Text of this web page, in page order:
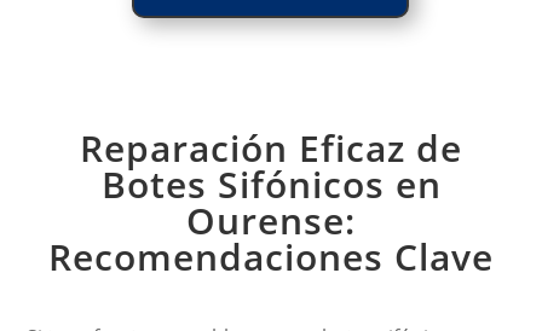
Reparación Eficaz de
Botes Sifónicos en
Ourense:
Recomendaciones Clave